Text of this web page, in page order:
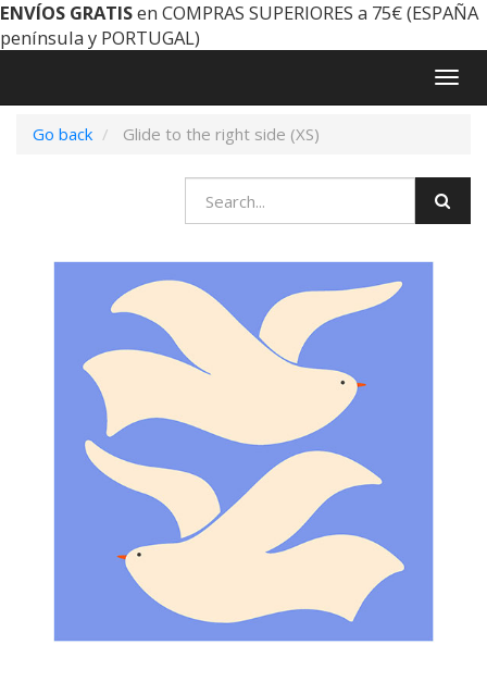
ENVÍOS GRATISen COMPRAS SUPERIORES a 75€ (ESPAÑA
península y PORTUGAL)
Go back
Glide to the right side (XS)